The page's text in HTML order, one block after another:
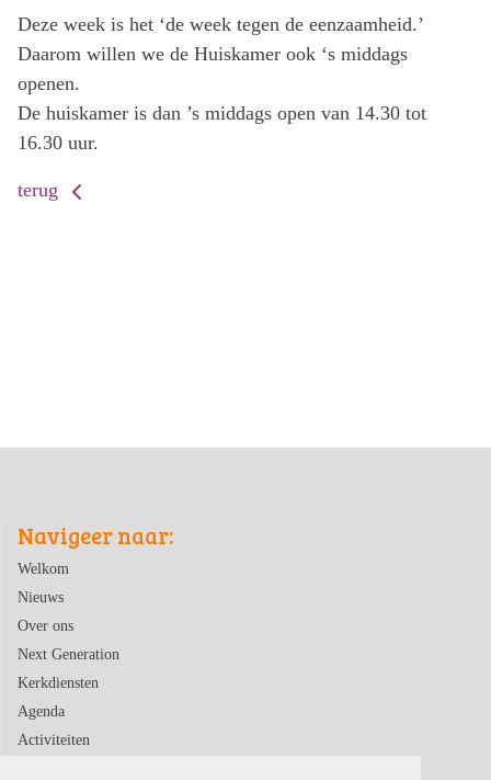
Deze week is het ‘de week tegen de eenzaamheid.’
Daarom willen we de Huiskamer ook ‘s middags
openen.
De huiskamer is dan ’s middags open van 14.30 tot
16.30 uur.
terug
Navigeer naar:
Welkom
Nieuws
Over ons
Next Generation
Kerkdiensten
Agenda
Activiteiten